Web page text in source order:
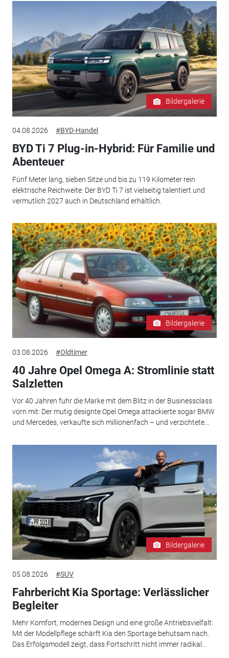
Bildergalerie
04.08.2026 #BYD-Handel
BYD Ti 7 Plug-in-Hybrid: Für Familie und
Abenteuer
Fünf Meter lang, sieben Sitze und bis zu 119 Kilometer rein
elektrische Reichweite: Der BYD Ti 7 ist vielseitig talentiert und
vermutlich 2027 auch in Deutschland erhältlich.
Bildergalerie
03.08.2026 #Oldtimer
40 Jahre Opel Omega A: Stromlinie statt
Salzletten
Vor 40 Jahren fuhr die Marke mit dem Blitz in der Businessclass
vorn mit: Der mutig designte Opel Omega attackierte sogar BMW
und Mercedes, verkaufte sich millionenfach – und verzichtete...
Bildergalerie
05.08.2026 #SUV
Fahrbericht Kia Sportage: Verlässlicher
Begleiter
Mehr Komfort, modernes Design und eine große Antriebsvielfalt:
Mit der Modellpflege schärft Kia den Sportage behutsam nach.
Das Erfolgsmodell zeigt, dass Fortschritt nicht immer radikal...